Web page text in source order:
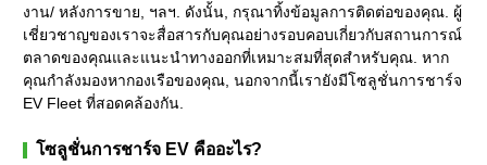
งาน/ หลังการขาย, ฯลฯ. ดังนั้น, กรุณาทิ้งข้อมูลการติดต่อของคุณ. ผู้
เชี่ยวชาญของเราจะสื่อสารกับคุณอย่างรอบคอบเกี่ยวกับสถานการณ์
ตลาดของคุณและแนะนำทางออกที่เหมาะสมที่สุดสำหรับคุณ. หาก
คุณกำลังมองหากองเรือของคุณ, นอกจากนี้เรายังมีโซลูชั่นการชาร์จ
EV Fleet ที่สอดคล้องกัน.
โซลูชั่นการชาร์จ EV คืออะไร?